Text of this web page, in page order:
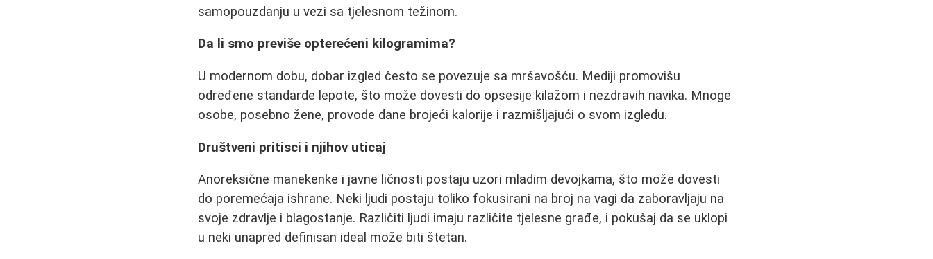
samopouzdanju u vezi sa tjelesnom težinom.
Da li smo previše opterećeni kilogramima?
U modernom dobu, dobar izgled često se povezuje sa mršavošću. Mediji promovišu
određene standarde lepote, što može dovesti do opsesije kilažom i nezdravih navika. Mnoge
osobe, posebno žene, provode dane brojeći kalorije i razmišljajući o svom izgledu.
Društveni pritisci i njihov uticaj
Anoreksične manekenke i javne ličnosti postaju uzori mladim devojkama, što može dovesti
do poremećaja ishrane. Neki ljudi postaju toliko fokusirani na broj na vagi da zaboravljaju na
svoje zdravlje i blagostanje. Različiti ljudi imaju različite tjelesne građe, i pokušaj da se uklopi
u neki unapred definisan ideal može biti štetan.